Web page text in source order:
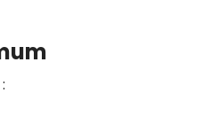
gratuitement
inédites de